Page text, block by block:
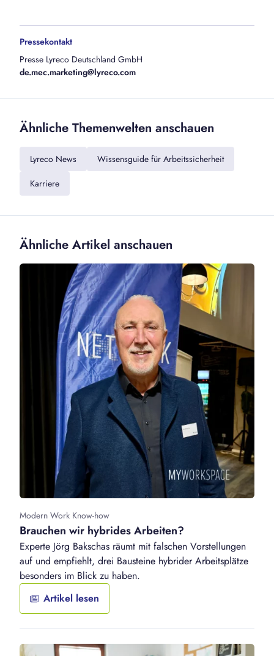
Pressekontakt
Presse Lyreco Deutschland GmbH
de.mec.marketing@lyreco.com
Ähnliche Themenwelten anschauen
Lyreco News
Wissensguide für Arbeitssicherheit
Karriere
Ähnliche Artikel anschauen
Modern Work Know-how
Brauchen wir hybrides Arbeiten?
Experte Jörg Bakschas räumt mit falschen Vorstellungen
auf und empfiehlt, drei Bausteine hybrider Arbeitsplätze
besonders im Blick zu haben.
Artikel lesen